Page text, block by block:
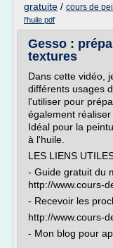
gratuite / cours de
l'huile pdf
Gesso :
textures
Dans cette vidéo,
différents usages
l'utiliser pour
également
Idéal pour la
à l'huile.
LES LIENS
- Guide gratuit du
http://www.cours-
- Recevoir les
http://www.cours-
- Mon blog pour